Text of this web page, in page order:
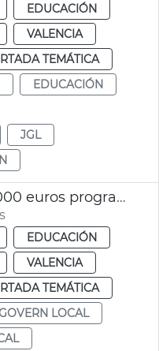
EDUCACIÓN
VALENCIA
TEMÁTICA
EDUCACIÓN
JGL
València destina 640.000 euros programa contra absentismo escolar
EDUCACIÓN
VALENCIA
TEMÁTICA
LOCAL